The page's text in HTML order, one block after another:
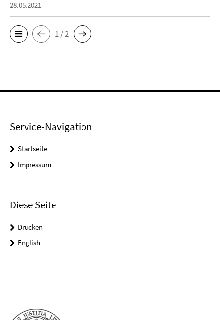
28.05.2021
1 / 2
Service-Navigation
Startseite
Impressum
Diese Seite
Drucken
English